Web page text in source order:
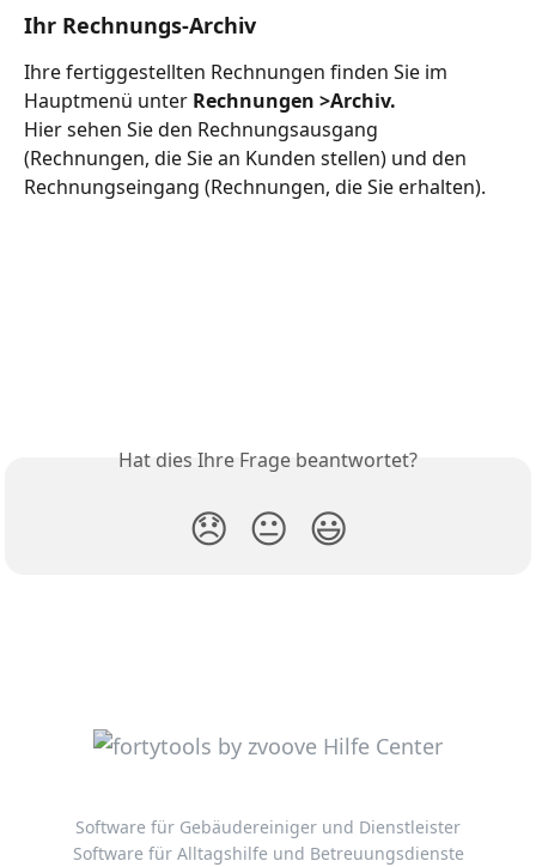
Ihr Rechnungs-Archiv
Ihre fertiggestellten Rechnungen finden Sie im
Hauptmenü unter Rechnungen >Archiv.
Hier sehen Sie den Rechnungsausgang
(Rechnungen, die Sie an Kunden stellen) und den
Rechnungseingang (Rechnungen, die Sie erhalten).
Hat dies Ihre Frage beantwortet?
😞 😐 😃
Software für Gebäudereiniger und Dienstleister
Software für Alltagshilfe und Betreuungsdienste